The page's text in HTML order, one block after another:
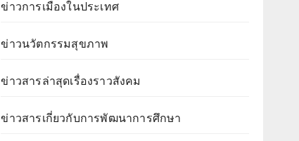
ข่าวการเมืองในประเทศ
ข่าวนวัตกรรมสุขภาพ
ข่าวสารล่าสุดเรื่องราวสังคม
ข่าวสารเกี่ยวกับการพัฒนาการศึกษา